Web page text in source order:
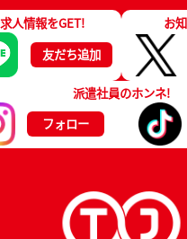
求人情報をGET!
友だち追加
お
派遣社員のホンネ!
フォロー